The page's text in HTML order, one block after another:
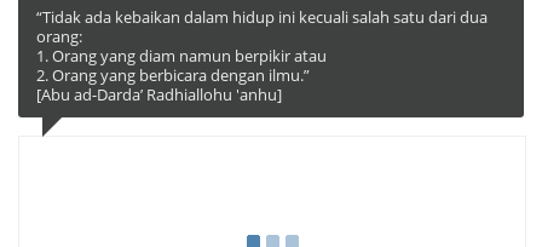
“Tidak ada kebaikan dalam hidup ini kecuali salah satu dari dua
orang:
1. Orang yang diam namun berpikir atau
2. Orang yang berbicara dengan ilmu.”
[Abu ad-Darda’ Radhiallohu 'anhu]